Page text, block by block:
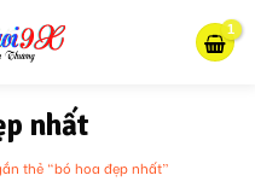
nhất
thẻ “bó hoa đẹp nhất”